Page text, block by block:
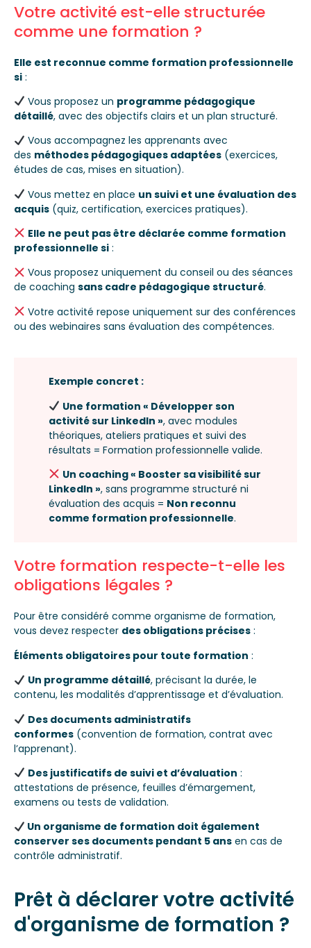
Votre activité est-elle structurée
comme une formation ?
Elle est reconnue comme formation professionnelle
si :
Vous proposez un programme pédagogique
détaillé, avec des objectifs clairs et un plan structuré.
Vous accompagnez les apprenants avec
des méthodes pédagogiques adaptées (exercices,
études de cas, mises en situation).
Vous mettez en place un suivi et une évaluation des
acquis (quiz, certification, exercices pratiques).
Elle ne peut pas être déclarée comme formation
professionnelle si :
Vous proposez uniquement du conseil ou des séances
de coaching sans cadre pédagogique structuré.
Votre activité repose uniquement sur des conférences
ou des webinaires sans évaluation des compétences.
Exemple concret :
Une formation « Développer son
activité sur LinkedIn », avec modules
théoriques, ateliers pratiques et suivi des
résultats = Formation professionnelle valide.
Un coaching « Booster sa visibilité sur
LinkedIn », sans programme structuré ni
évaluation des acquis = Non reconnu
comme formation professionnelle.
Votre formation respecte-t-elle les
obligations légales ?
Pour être considéré comme organisme de formation,
vous devez respecter des obligations précises :
Éléments obligatoires pour toute formation :
Un programme détaillé, précisant la durée, le
contenu, les modalités d’apprentissage et d’évaluation.
Des documents administratifs
conformes (convention de formation, contrat avec
l’apprenant).
Des justificatifs de suivi et d’évaluation :
attestations de présence, feuilles d’émargement,
examens ou tests de validation.
Un organisme de formation doit également
conserver ses documents pendant 5 ans en cas de
contrôle administratif.
Prêt à déclarer votre activité
d'organisme de formation ?